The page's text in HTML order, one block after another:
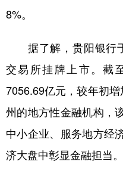
地方频道
天津
辽宁 吉林
浙江 安徽
山东 河南
8%。
据了解，贵阳银行
交易所挂牌上市。截
7056.69亿元，较年初
州的地方性金融机构，
中小企业、服务地方经
济大盘中彰显金融担当。